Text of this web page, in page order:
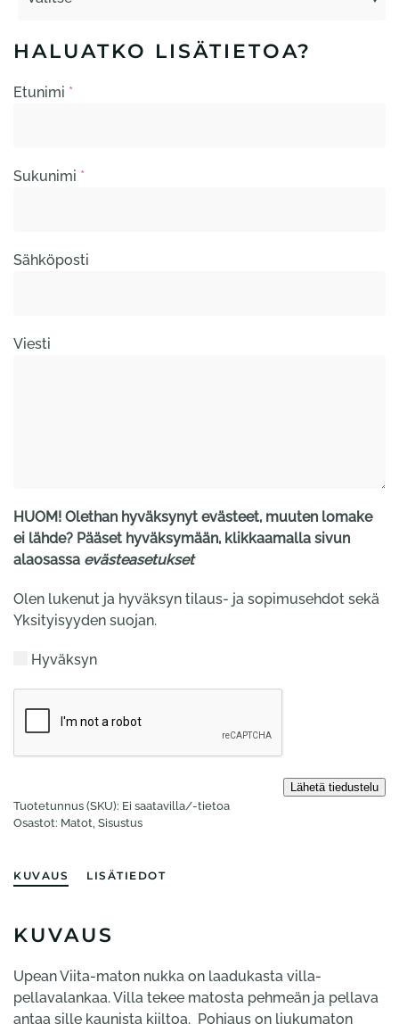
HALUATKO LISÄTIETOA?
Etunimi *
Sukunimi *
Sähköposti
Viesti
HUOM! Olethan hyväksynyt evästeet, muuten lomake
ei lähde? Pääset hyväksymään, klikkaamalla sivun
alaosassa evästeasetukset
Olen lukenut ja hyväksyn tilaus- ja sopimusehdot sekä
Yksityisyyden suojan.
Hyväksyn
Tuotetunnus (SKU): Ei saatavilla/-tietoa
Osastot: Matot Sisustus
KUVAUS LISÄTIEDOT
KUVAUS
Upean Viita-maton nukka on laadukasta villa-
pellavalankaa. Villa tekee matosta pehmeän ja pellava
antaa sille kaunista kiiltoa. Pohjaus on liukumaton